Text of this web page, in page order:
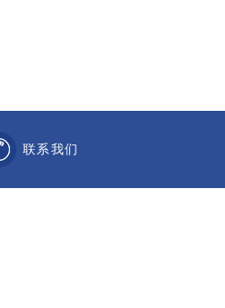
联系我们